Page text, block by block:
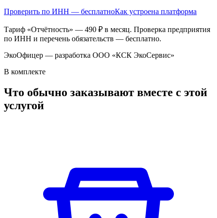
Проверить по ИНН — бесплатноКак устроена платформа
Тариф «Отчётность» — 490 ₽ в месяц. Проверка предприятия
по ИНН и перечень обязательств — бесплатно.
ЭкоОфицер — разработка ООО «КСК ЭкоСервис»
В комплекте
Что обычно заказывают вместе с этой
услугой